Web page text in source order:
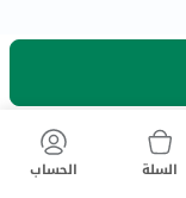
السلة الحساب